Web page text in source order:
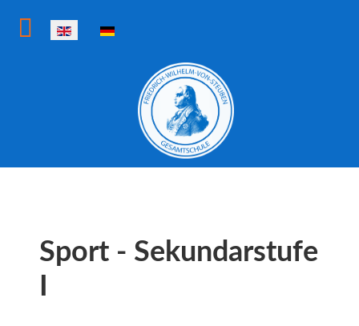
Select your language
Sport - Sekundarstufe